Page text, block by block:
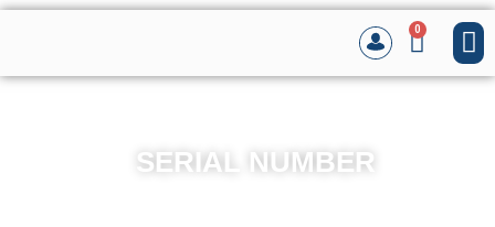
0
SERIAL NUMBER